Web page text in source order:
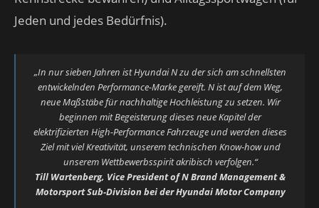
Jeden und jedes Bedürfnis).
„In nur sieben Jahren ist Hyundai N zu der sich am schnellsten
entwickelnden Performance-Marke gereift. N ist auf dem Weg,
neue Maßstäbe für nachhaltige Hochleistung zu setzen. Wir
beginnen mit Begeisterung dieses neue Kapitel der
elektrifizierten High-Performance Fahrzeuge und werden dieses
Ziel mit viel Kreativität, unserem technischen Know-how und
unserem Wettbewerbsspirit akribisch verfolgen.“
Till Wartenberg, Vice President of N Brand Management &
Motorsport Sub-Division bei der Hyundai Motor Company